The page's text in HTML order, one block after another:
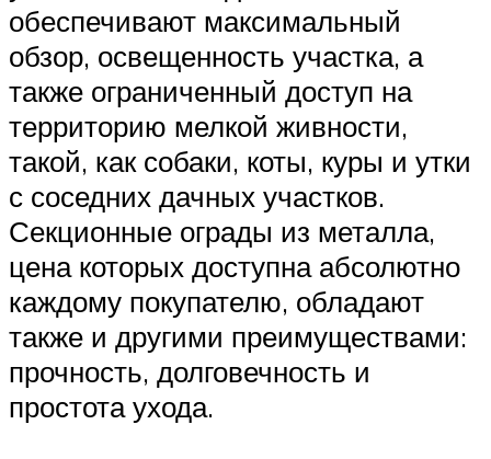
обеспечивают максимальный
обзор, освещенность участка, а
также ограниченный доступ на
территорию мелкой живности,
такой, как собаки, коты, куры и утки
с соседних дачных участков.
Секционные ограды из металла,
цена которых доступна абсолютно
каждому покупателю, обладают
также и другими преимуществами:
прочность, долговечность и
простота ухода.